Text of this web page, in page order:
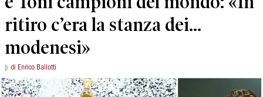
ritiro c’era la stanza dei...
modenesi»
di Enrico Ballotti